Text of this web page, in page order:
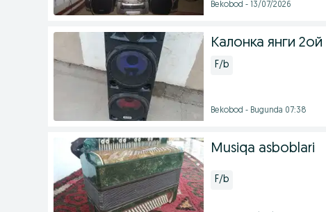
Bekobod - 13/07/2026
Калонка янги
F/b
Bekobod - Bugunda 07:38
Musiqa asboblari
F/b